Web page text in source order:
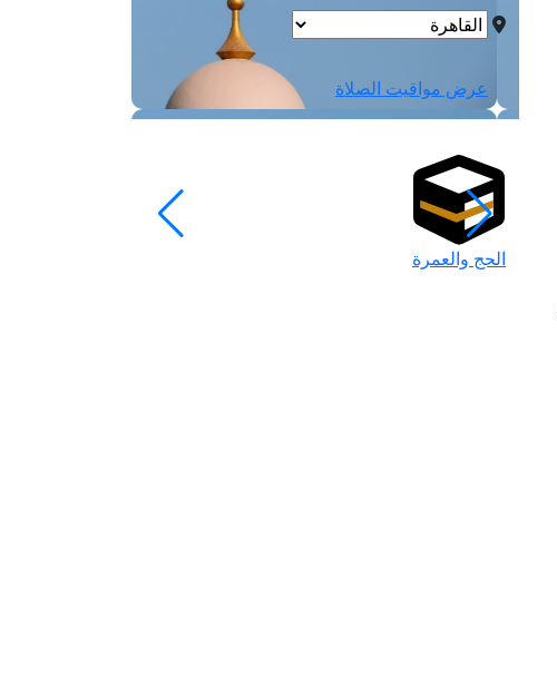
عرض مواقيت الصلاة
الحج والعمرة